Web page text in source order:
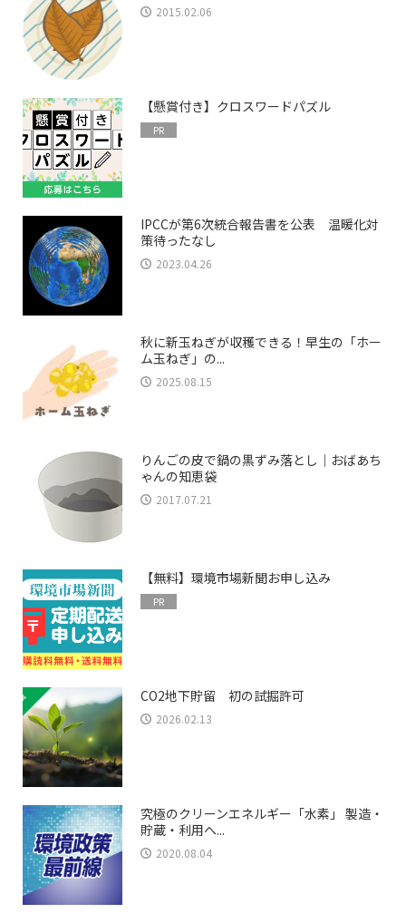
2015.02.06
【懸賞付き】クロスワードパズル
PR
IPCCが第6次統合報告書を公表 温暖化対
策待ったなし
2023.04.26
秋に新玉ねぎが収穫できる！早生の「ホー
ム玉ねぎ」の...
2025.08.15
りんごの皮で鍋の黒ずみ落とし｜おばあち
ゃんの知恵袋
2017.07.21
【無料】環境市場新聞お申し込み
PR
CO2地下貯留 初の試掘許可
2026.02.13
究極のクリーンエネルギー「水素」 製造・
貯蔵・利用へ...
2020.08.04